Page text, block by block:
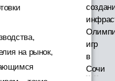
на рынок,
игр
в
Сочи